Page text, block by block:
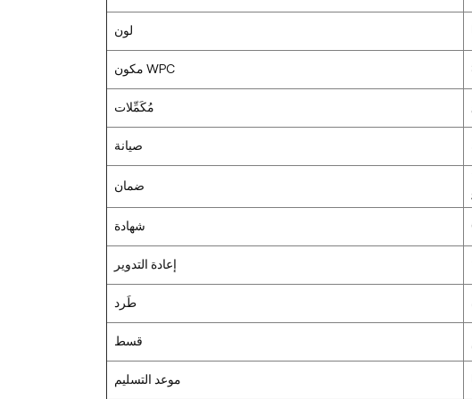
لون
مكون WPC
مُكَمِّلات
صيانة
ضمان
شهادة
إعادة التدوير
طَرد
قسط
موعد التسليم